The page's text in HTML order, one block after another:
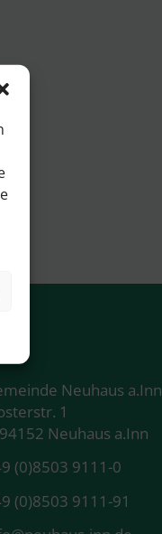
Neuhaus a.Inn
1
Neuhaus a.Inn
(0)8503 9111-0
(0)8503 9111-91